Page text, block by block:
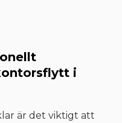
i
är det viktigt att